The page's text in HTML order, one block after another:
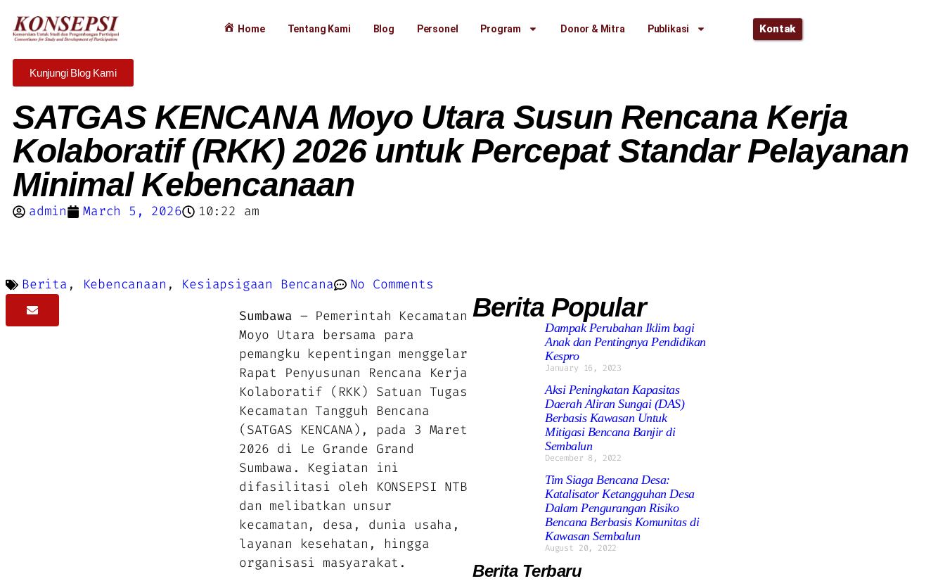
Home Tentang Kami Blog Personel Program Donor & Mitra Publikasi Kontak
Kunjungi Blog Kami
SATGAS KENCANA Moyo Utara Susun Rencana Kerja
Kolaboratif (RKK) 2026 untuk Percepat Standar Pelayanan
Minimal Kebencanaan
admin March 5, 2026 10:22 am
Berita , Kebencanaan , Kesiapsigaan Bencana
No Comments
Sumbawa – Pemerintah Kecamatan
Moyo Utara bersama para
pemangku kepentingan menggelar
Rapat Penyusunan Rencana Kerja
Kolaboratif (RKK) Satuan Tugas
Kecamatan Tangguh Bencana
(SATGAS KENCANA), pada 3 Maret
2026 di Le Grande Grand
Sumbawa. Kegiatan ini
difasilitasi oleh KONSEPSI NTB
dan melibatkan unsur
kecamatan, desa, dunia usaha,
layanan kesehatan, hingga
organisasi masyarakat.
Berita Popular
Dampak Perubahan Iklim bagi
Anak dan Pentingnya Pendidikan
Kespro
January 16, 2023
Aksi Peningkatan Kapasitas
Daerah Aliran Sungai (DAS)
Berbasis Kawasan Untuk
Mitigasi Bencana Banjir di
Sembalun
December 8, 2022
Tim Siaga Bencana Desa:
Katalisator Ketangguhan Desa
Dalam Pengurangan Risiko
Bencana Berbasis Komunitas di
Kawasan Sembalun
August 20, 2022
Berita Terbaru